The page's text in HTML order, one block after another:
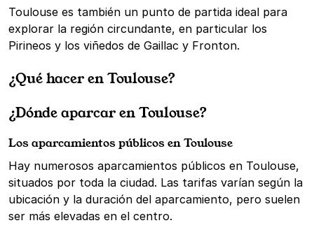
Toulouse es también un punto de partida ideal para
explorar la región circundante, en particular los
Pirineos y los viñedos de Gaillac y Fronton.
¿Qué hacer en Toulouse?
¿Dónde aparcar en Toulouse?
Los aparcamientos públicos en Toulouse
Hay numerosos aparcamientos públicos en Toulouse,
situados por toda la ciudad. Las tarifas varían según la
ubicación y la duración del aparcamiento, pero suelen
ser más elevadas en el centro.